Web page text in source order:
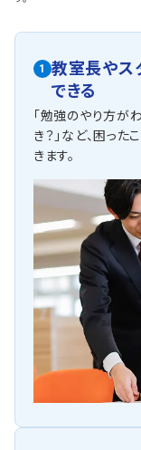
1
教室長やス
できる
「勉強のやり方が
き？」など、困っ
きます。